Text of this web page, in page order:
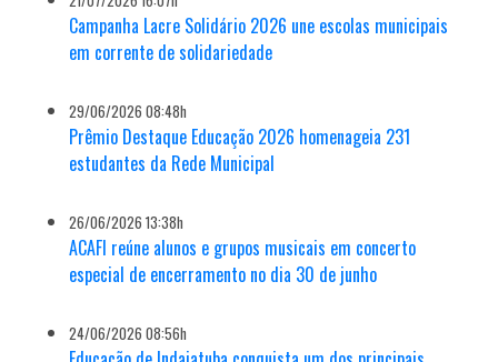
Campanha Lacre Solidário 2026 une escolas municipais
em corrente de solidariedade
29/06/2026 08:48h
Prêmio Destaque Educação 2026 homenageia 231
estudantes da Rede Municipal
26/06/2026 13:38h
ACAFI reúne alunos e grupos musicais em concerto
especial de encerramento no dia 30 de junho
24/06/2026 08:56h